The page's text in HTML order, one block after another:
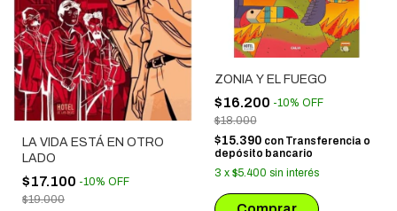
LA VIDA ESTÁ EN OTRO
LADO
$17.100 -10% OFF
$19.000
ZONIA Y EL FUEGO
$16.200 -10% OFF
$18.000
$15.390 con Transferencia o
depósito bancario
3 x $5.400 sin interés